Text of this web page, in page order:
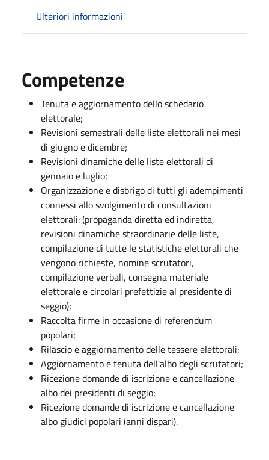
Ulteriori informazioni
Competenze
Tenuta e aggiornamento dello schedario
elettorale;
Revisioni semestrali delle liste elettorali nei mesi
di giugno e dicembre;
Revisioni dinamiche delle liste elettorali di
gennaio e luglio;
Organizzazione e disbrigo di tutti gli adempimenti
connessi allo svolgimento di consultazioni
elettorali: (propaganda diretta ed indiretta,
revisioni dinamiche straordinarie delle liste,
compilazione di tutte le statistiche elettorali che
vengono richieste, nomine scrutatori,
compilazione verbali, consegna materiale
elettorale e circolari prefettizie al presidente di
seggio);
Raccolta firme in occasione di referendum
popolari;
Rilascio e aggiornamento delle tessere elettorali;
Aggiornamento e tenuta dell'albo degli scrutatori;
Ricezione domande di iscrizione e cancellazione
albo dei presidenti di seggio;
Ricezione domande di iscrizione e cancellazione
albo giudici popolari (anni dispari).